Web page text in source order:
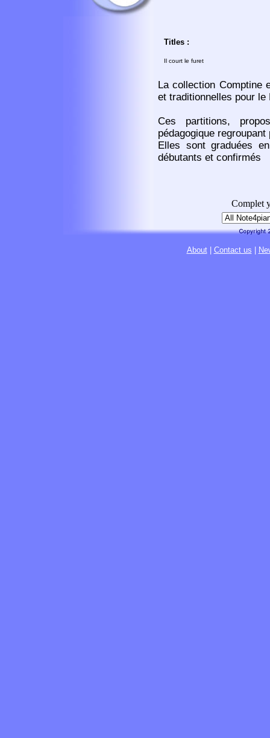
Titles :
Il court le furet
La collection Comptine
et traditionnelles pour le
Ces partitions,
pédagogique
Elles sont graduées
débutants et confirmés
Complet
About| Contact us